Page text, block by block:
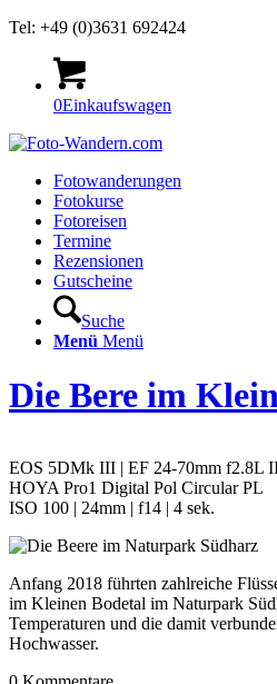
Tel: +49 (0)3631 692424
0Einkaufswagen
Fotowanderungen
Fotokurse
Fotoreisen
Termine
Rezensionen
Gutscheine
Suche
Menü Menü
Die Bere im
EOS 5DMk III | EF 24-70mm f2.8L
HOYA Pro1 Digital Pol Circular PL
ISO 100 | 24mm | f14 | 4 sek.
Anfang 2018 führten zahlreiche
im Kleinen Bodetal im Naturpark
Temperaturen und die damit
Hochwasser.